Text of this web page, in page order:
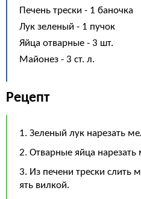
Печень трески - 1 баночка
Лук зеленый - 1 пучок
Яйца отварные - 3 шт.
Майонез - 3 ст. л.
Рецепт
1. Зеленый лук нарезать
2. Отварные яйца
3. Из печени трески слить
ять вилкой.